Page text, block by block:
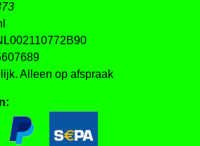
Alleen op afspraak